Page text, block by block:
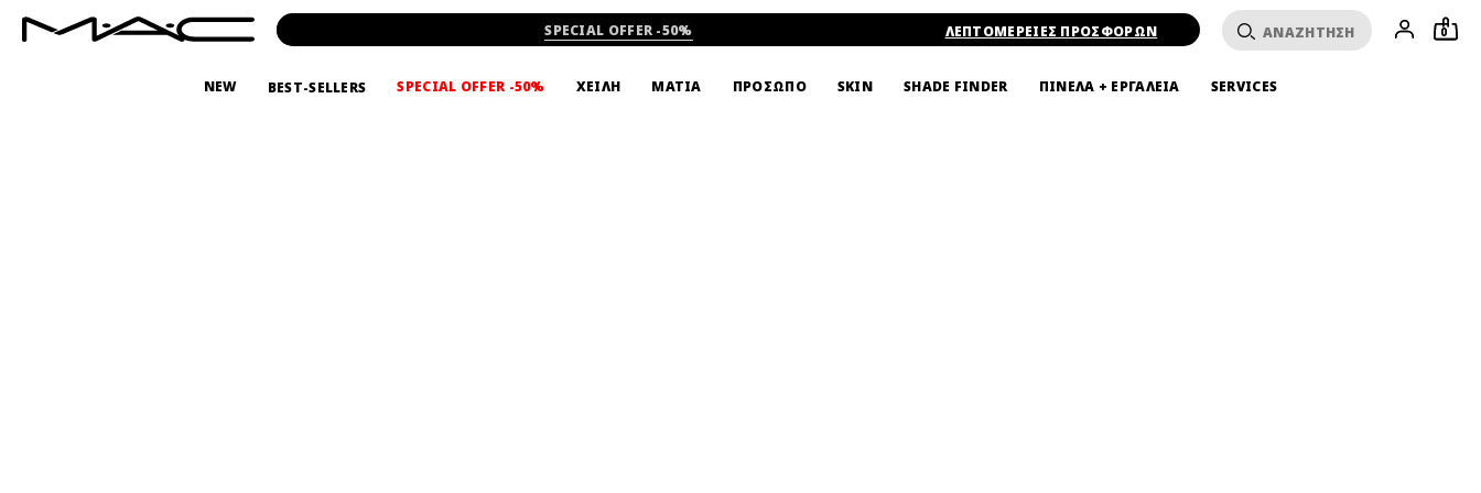
SPECIAL OFFER -50% ΛΕΠΤΟΜΕΡΕΙΕΣ ΠΡΟΣΦΟΡΩΝ 0
NEW BEST-SELLERS SPECIAL OFFER -50% ΧΕΙΛΗ ΜΑΤΙΑ ΠΡΟΣΩΠΟ SKIN SHADE FINDER ΠΙΝΕΛΑ + ΕΡΓΑΛΕΙΑ SERVICES